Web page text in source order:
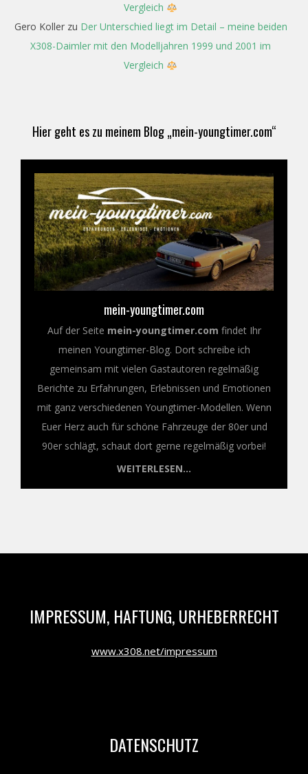
Vergleich
Gero Kollerzu Der Unterschied liegt im Detail – meine beiden
X308-Daimler mit den Modelljahren 1999 und 2001 im
Vergleich
Hier geht es zu meinem Blog „mein-youngtimer.com“
mein-youngtimer.com
Auf der Seite mein-youngtimer.com findet Ihr
meinen Youngtimer-Blog. Dort schreibe ich
gemeinsam mit vielen Gastautoren regelmäßig
Berichte zu Erfahrungen, Erlebnissen und Emotionen
mit ganz verschiedenen Youngtimer-Modellen. Wenn
Euer Herz auch für schöne Fahrzeuge der 80er und
90er schlägt, schaut dort gerne regelmäßig vorbei!
WEITERLESEN...
IMPRESSUM, HAFTUNG, URHEBERRECHT
www.x308.net/impressum
DATENSCHUTZ